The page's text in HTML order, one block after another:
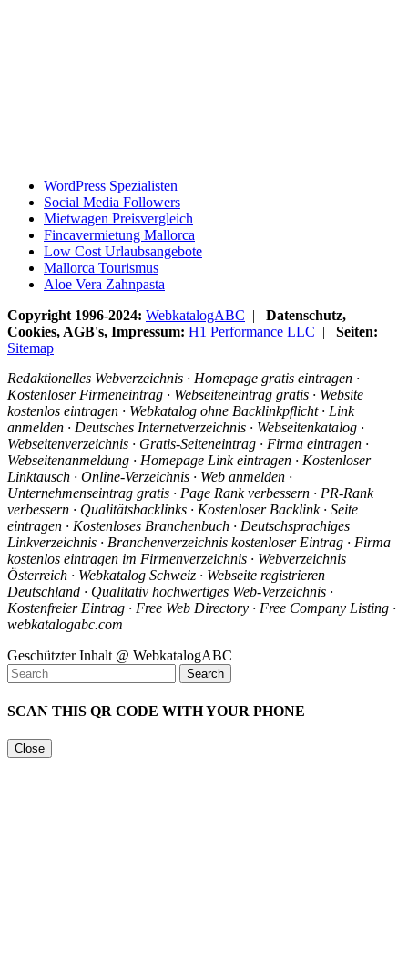
WordPress Spezialisten
Social Media Followers
Mietwagen Preisvergleich
Fincavermietung Mallorca
Low Cost Urlaubsangebote
Mallorca Tourismus
Aloe Vera Zahnpasta
Copyright 1996-2024: WebkatalogABC | Datenschutz,
Cookies, AGB's, Impressum: H1 Performance LLC | Seiten:
Sitemap
Redaktionelles Webverzeichnis · Homepage gratis eintragen ·
Kostenloser Firmeneintrag · Webseiteneintrag gratis · Website
kostenlos eintragen · Webkatalog ohne Backlinkpflicht · Link
anmelden · Deutsches Internetverzeichnis · Webseitenkatalog ·
Webseitenverzeichnis · Gratis-Seiteneintrag · Firma eintragen ·
Webseitenanmeldung · Homepage Link eintragen · Kostenloser
Linktausch · Online-Verzeichnis · Web anmelden ·
Unternehmenseintrag gratis · Page Rank verbessern · PR-Rank
verbessern · Qualitätsbacklinks · Kostenloser Backlink · Seite
eintragen · Kostenloses Branchenbuch · Deutschsprachiges
Linkverzeichnis · Branchenverzeichnis kostenloser Eintrag · Firma
kostenlos eintragen im Firmenverzeichnis · Webverzeichnis
Österreich · Webkatalog Schweiz · Webseite registrieren
Deutschland · Qualitativ hochwertiges Web-Verzeichnis ·
Kostenfreier Eintrag · Free Web Directory · Free Company Listing ·
webkatalogabc.com
Geschützter Inhalt @ WebkatalogABC
SCAN THIS QR CODE WITH YOUR PHONE
Close